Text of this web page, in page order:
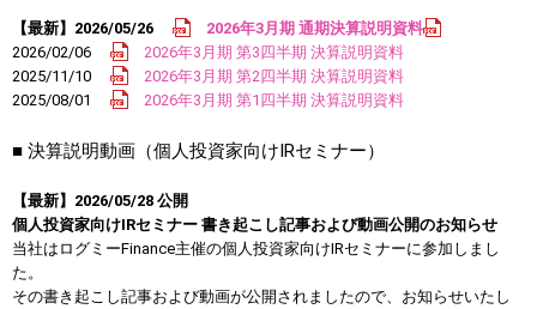
【最新】2026/05/26
2026年3月期 通期決算説明資料
2026/02/06
2026年3月期 第3四半期 決算説明資料
2025/11/10
2026年3月期 第2四半期 決算説明資料
2025/08/01
2026年3月期 第1四半期 決算説明資料
■ 決算説明動画（個人投資家向けIRセミナー）
【最新】2026/05/28 公開
個人投資家向けIRセミナー 書き起こし記事および動画公開のお知らせ
当社はログミーFinance主催の個人投資家向けIRセミナーに参加しまし
た。
その書き起こし記事および動画が公開されましたので、お知らせいたし